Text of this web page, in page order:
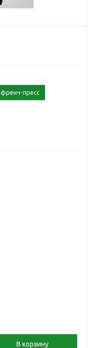
френч-пресс
В корзину